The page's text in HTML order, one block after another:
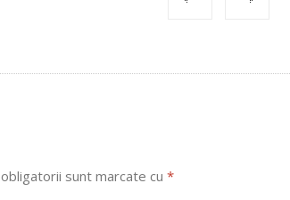
sunt marcate cu *